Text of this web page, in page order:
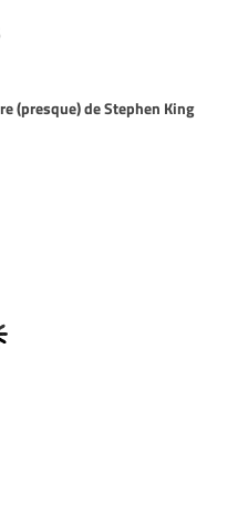
(presque) de Stephen King